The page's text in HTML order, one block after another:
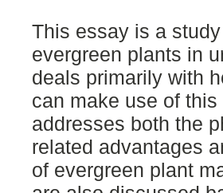
This essay is a
evergreen plants in
deals primarily with
can make use of
addresses both the
related advantages
of evergreen plant